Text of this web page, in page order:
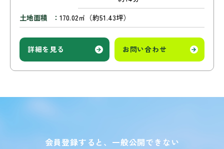
土地面積
170.02㎡（約51.43坪）
詳細を見る お問い合わせ
会員登録すると、一般公開できない